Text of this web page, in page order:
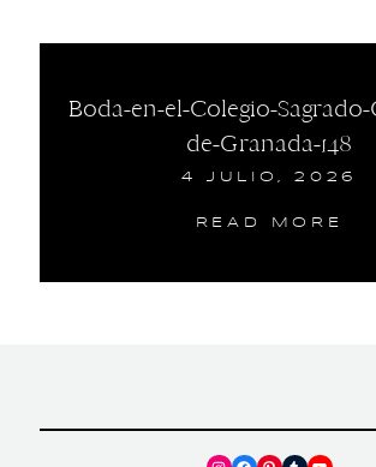
Boda-en-el-Colegio-
de-Granada-148
4 JULIO, 2026
READ MORE